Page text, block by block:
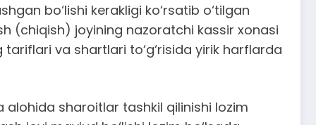
bo‘lishi kerakligi ko‘rsatib o‘tilgan
(chiqish) joyining nazoratchi kassir xonasi
va shartlari to‘g‘risida yirik harflarda
alohida sharoitlar tashkil qilinishi lozim